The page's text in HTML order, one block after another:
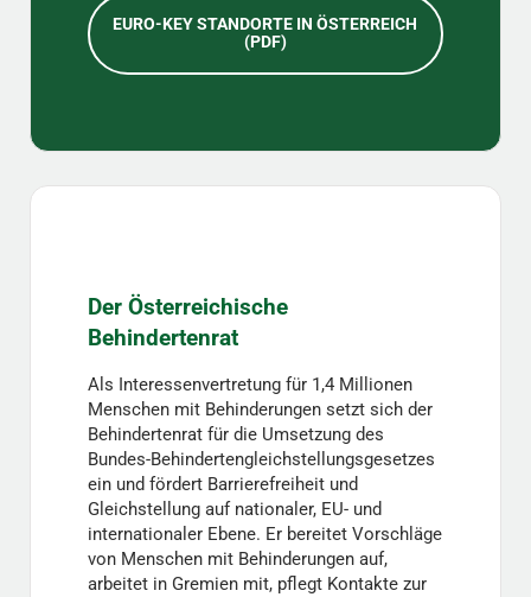
EURO-KEY STANDORTE IN ÖSTERREICH
(PDF)
Der Österreichische
Behindertenrat
Als Interessenvertretung für 1,4 Millionen
Menschen mit Behinderungen setzt sich der
Behindertenrat für die Umsetzung des
Bundes-Behindertengleichstellungsgesetzes
ein und fördert Barrierefreiheit und
Gleichstellung auf nationaler, EU- und
internationaler Ebene. Er bereitet Vorschläge
von Menschen mit Behinderungen auf,
arbeitet in Gremien mit, pflegt Kontakte zur